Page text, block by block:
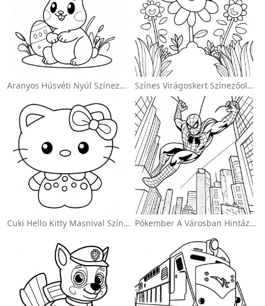
Aranyos Húsvéti Nyúl Színezőoldalon Színes Virágoskert Színezőoldalon
Cuki Hello Kitty Masnival Színezőlap Pókember A Városban Hintázva Színezőlap